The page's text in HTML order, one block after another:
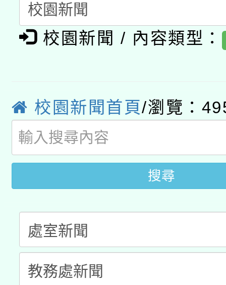
pilot」
有關大陸委員會函釋公
薪期間赴陸應申請許可
轉知經濟部水利署委託
用水績優單位及節水達
動」
桃園市孔廟祈福系列
開 智慧啟航」
2026年桃園地景藝術
校園新聞 / 內容類型：
校園新聞首頁/瀏覽：
搜尋